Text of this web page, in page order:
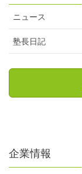
ニュース
塾長日記
企業情報